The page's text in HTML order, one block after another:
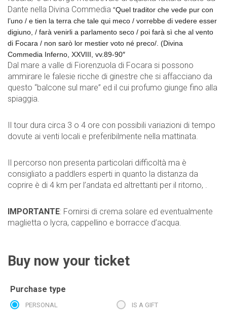
Dante nella Divina Commedia “Quel traditor che vede pur con
l’uno / e tien la terra che tale qui meco / vorrebbe di vedere esser
digiuno, / farà venirli a parlamento seco / poi farà sì che al vento
di Focara / non sarò lor mestier voto né preco/. (Divina
Commedia Inferno, XXVIII, vv.89-90″
Dal mare a valle di Fiorenzuola di Focara si possono
ammirare le falesie ricche di ginestre che si affacciano da
questo “balcone sul mare” ed il cui profumo giunge fino alla
spiaggia.
Il tour dura circa 3 o 4 ore con possibili variazioni di tempo
dovute ai venti locali e preferibilmente nella mattinata.
Il percorso non presenta particolari difficoltà ma è
consigliato a paddlers esperti in quanto la distanza da
coprire è di 4 km per l’andata ed altrettanti per il ritorno, .
IMPORTANTE: Fornirsi di crema solare ed eventualmente
maglietta o lycra, cappellino e borracce d’acqua.
Buy now your ticket
Purchase type
PERSONAL IS A GIFT